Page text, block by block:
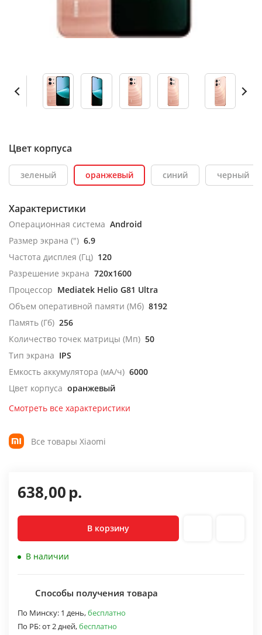
Цвет корпуса
зеленый оранжевый синий черный
Характеристики
Операционная система Android
Размер экрана (") 6.9
Частота дисплея (Гц) 120
Разрешение экрана 720x1600
Процессор Mediatek Helio G81 Ultra
Объем оперативной памяти (Мб) 8192
Память (Гб) 256
Количество точек матрицы (Мп) 50
Тип экрана IPS
Емкость аккумулятора (мА/ч) 6000
Цвет корпуса оранжевый
Смотреть все характеристики
Все товары Xiaomi
638,00р.
В корзину
В наличии
Способы получения товара
По Минску: 1 день,бесплатно
По РБ:от 2 дней,бесплатно